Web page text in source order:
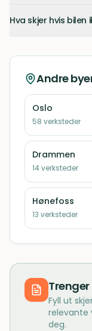
Hva skjer hvis
Andre
Oslo
58 verksteder
Drammen
14verksteder
Hønefoss
13 verksteder
Fyll ut
relevante
deg.